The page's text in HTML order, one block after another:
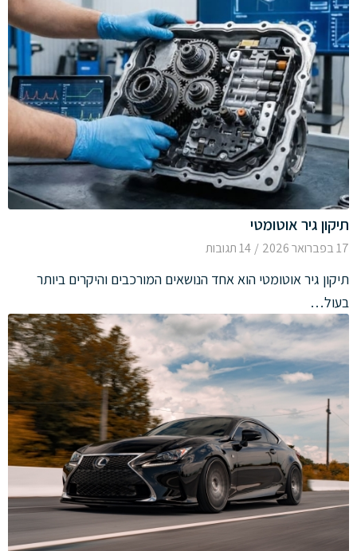
תיקון גיר אוטומטי
17 בפברואר 2026 / 14 תגובות
תיקון גיר אוטומטי הוא אחד הנושאים המורכבים והיקרים ביותר
בעול…